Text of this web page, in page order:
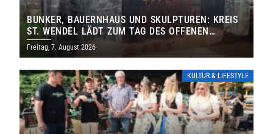
BUNKER, BAUERNHAUS UND SKULPTUREN: KREIS
ST. WENDEL LÄDT ZUM TAG DES OFFENEN
DENKMALS EIN
Freitag, 7. August 2026
KULTUR & LIFESTYLE